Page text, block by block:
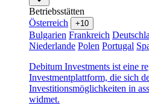
Betriebsstätten
Österreich
+10
Bulgarien Frankreich
Niederlande Polen Portugal
Debitum Investments ist eine
Investmentplattform, die sich
Investitionsmöglichkeiten in
widmet.